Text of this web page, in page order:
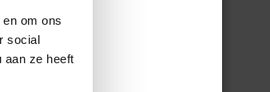
om ons
social
aan ze heeft